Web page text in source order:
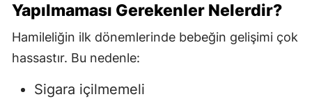
Yapılmaması Gerekenler Nelerdir?
Hamileliğin ilk dönemlerinde bebeğin gelişimi çok
hassastır. Bu nedenle:
Sigara içilmemeli